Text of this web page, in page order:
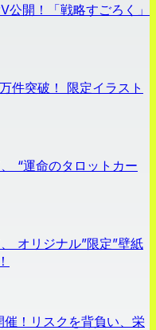
公開！「戦略すごろく」
件突破！ 限定イラスト
“運命のタロットカー
オリジナル”限定”壁紙
催！リスクを背負い、栄